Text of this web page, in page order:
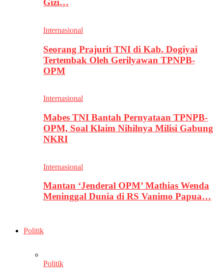
Gizi…
Internasional
Seorang Prajurit TNI di Kab. Dogiyai
Tertembak Oleh Gerilyawan TPNPB-
OPM
Internasional
Mabes TNI Bantah Pernyataan TPNPB-
OPM, Soal Klaim Nihilnya Milisi Gabung
NKRI
Internasional
Mantan ‘Jenderal OPM’ Mathias Wenda
Meninggal Dunia di RS Vanimo Papua…
Politik
Politik